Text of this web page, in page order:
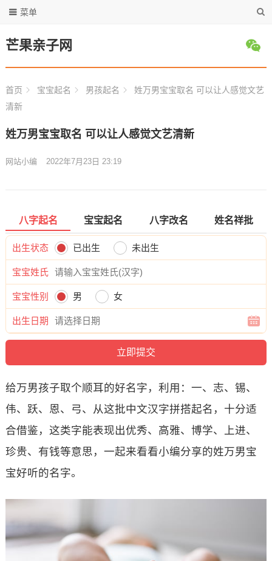
芒果亲子网
菜单
首页 宝宝起名 男孩起名
姓万男宝宝取名 可以让人感觉文艺
清新
姓万男宝宝取名 可以让人感觉文艺清新
网站小编 2022年7月23日 23:19
八字起名 宝宝起名 八字改名 姓名祥批
出生状态 已出生 未出生
宝宝姓氏
宝宝性别 男 女
出生日期
给万男孩子取个顺耳的好名字，利用：一、志、锡、
伟、跃、恩、弓、从这批中文汉字拼搭起名，十分适
合借鉴，这类字能表现出优秀、高雅、博学、上进、
珍贵、有钱等意思，一起来看看小编分享的姓万男宝
宝好听的名字。